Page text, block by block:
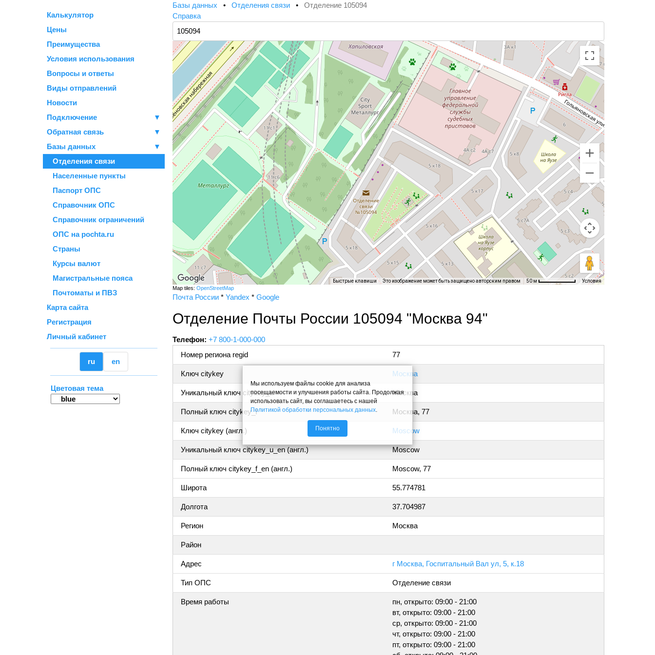
Калькулятор
Цены
Преимущества
Условия использования
Вопросы и ответы
Виды отправлений
Новости
Подключение
▼
Обратная связь
▼
Базы данных
▼
Отделения связи
Населенные пункты
Паспорт ОПС
Справочник ОПС
Справочник ограничений
ОПС на pochta.ru
Страны
Курсы валют
Магистральные пояса
Почтоматы и ПВЗ
Карта сайта
Регистрация
Личный кабинет
ru en
Цветовая тема
Базы данных • Отделения связи • Отделение 105094
Справка
Быстрые клавиши Это изображение может быть защищено авторским правом 50 м Условия
Map tiles: OpenStreetMap
Почта России * Yandex * Google
Отделение Почты России 105094 "Москва 94"
Телефон: +7 800-1-000-000
Номер региона regid
77
Ключ citykey Москва
Уникальный ключ citykey_u Москва
Полный ключ citykey_f Москва, 77
Ключ citykey (англ.) Moscow
Уникальный ключ citykey_u_en (англ.) Moscow
Полный ключ citykey_f_en (англ.) Moscow, 77
Широта 55.774781
Долгота 37.704987
Регион Москва
Район
Адрес г Москва, Госпитальный Вал ул, 5, к.18
Тип ОПС Отделение связи
Время работы
пн, открыто: 09:00 - 21:00
вт, открыто: 09:00 - 21:00
ср, открыто: 09:00 - 21:00
чт, открыто: 09:00 - 21:00
пт, открыто: 09:00 - 21:00
Мы используем файлы cookie для анализа
посещаемости и улучшения работы сайта. Продолжая
использовать сайт, вы соглашаетесь с нашей
Политикой обработки персональных данных.
Понятно